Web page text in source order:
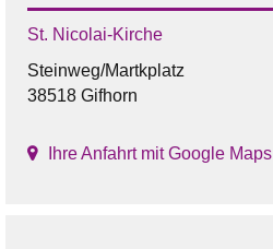
St. Nicolai-Kirche
Steinweg/Martkplatz
38518 Gifhorn
Ihre Anfahrt mit Google Maps